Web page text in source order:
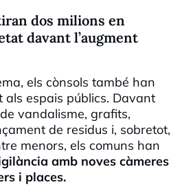
dos milions en
davant l’augment
els cònsols també han
espais públics. Davant
vandalisme, grafits,
de residus i, sobretot,
menors, els comuns han
amb noves càmeres
i places.